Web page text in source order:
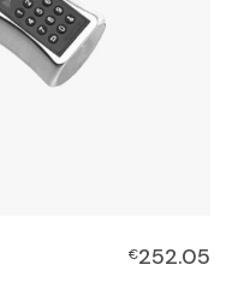
€252.05